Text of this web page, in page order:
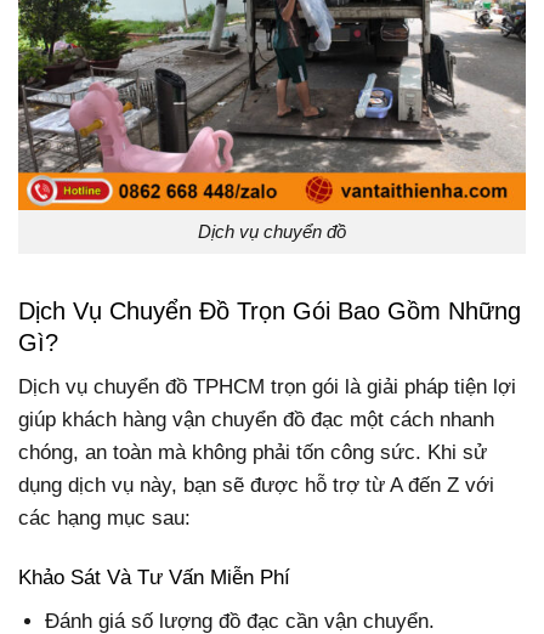
Dịch vụ chuyển đồ
Dịch Vụ Chuyển Đồ Trọn Gói Bao Gồm Những
Gì?
Dịch vụ chuyển đồ TPHCM trọn gói là giải pháp tiện lợi
giúp khách hàng vận chuyển đồ đạc một cách nhanh
chóng, an toàn mà không phải tốn công sức. Khi sử
dụng dịch vụ này, bạn sẽ được hỗ trợ từ A đến Z với
các hạng mục sau:
Khảo Sát Và Tư Vấn Miễn Phí
Đánh giá số lượng đồ đạc cần vận chuyển.